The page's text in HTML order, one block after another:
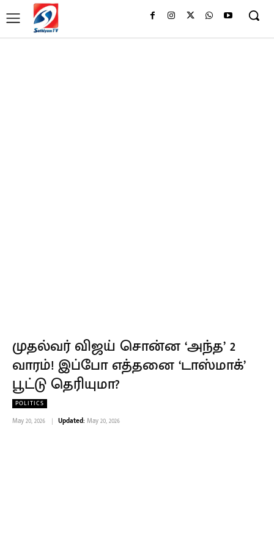
முதல்வர் விஜய் சொன்ன ‘அந்த’ 2
வாரம்! இப்போ எத்தனை ‘டாஸ்மாக்’
பூட்டு தெரியுமா?
POLITICS
May 20, 2026 Updated: May 20, 2026